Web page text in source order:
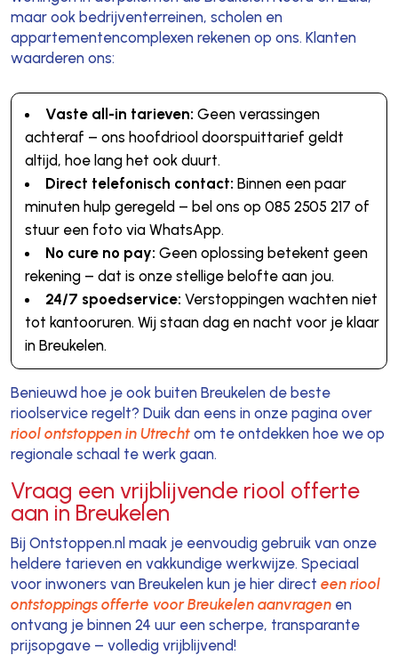
maar ook bedrijventerreinen, scholen en
appartementencomplexen rekenen op ons. Klanten
waarderen ons:
Vaste all-in tarieven: Geen verassingen
achteraf – ons hoofdriool doorspuittarief geldt
altijd, hoe lang het ook duurt.
Direct telefonisch contact: Binnen een paar
minuten hulp geregeld – bel ons op 085 2505 217 of
stuur een foto via WhatsApp.
No cure no pay: Geen oplossing betekent geen
rekening – dat is onze stellige belofte aan jou.
24/7 spoedservice: Verstoppingen wachten niet
tot kantooruren. Wij staan dag en nacht voor je klaar
in Breukelen.
Benieuwd hoe je ook buiten Breukelen de beste
rioolservice regelt? Duik dan eens in onze pagina over
riool ontstoppen in Utrechtom te ontdekken hoe we op
regionale schaal te werk gaan.
Vraag een vrijblijvende riool offerte
aan in Breukelen
Bij Ontstoppen.nl maak je eenvoudig gebruik van onze
heldere tarieven en vakkundige werkwijze. Speciaal
voor inwoners van Breukelen kun je hier direct een riool
ontstoppings offerte voor Breukelen aanvragenen
ontvang je binnen 24 uur een scherpe, transparante
prijsopgave – volledig vrijblijvend!